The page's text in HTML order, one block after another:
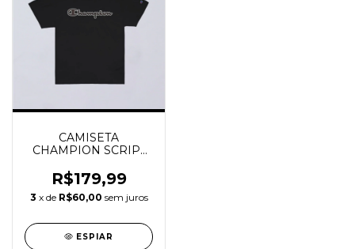
CAMISETA
CHAMPION SCRIPT
R$179,99
3 x de R$60,00 sem juros
ESPIAR